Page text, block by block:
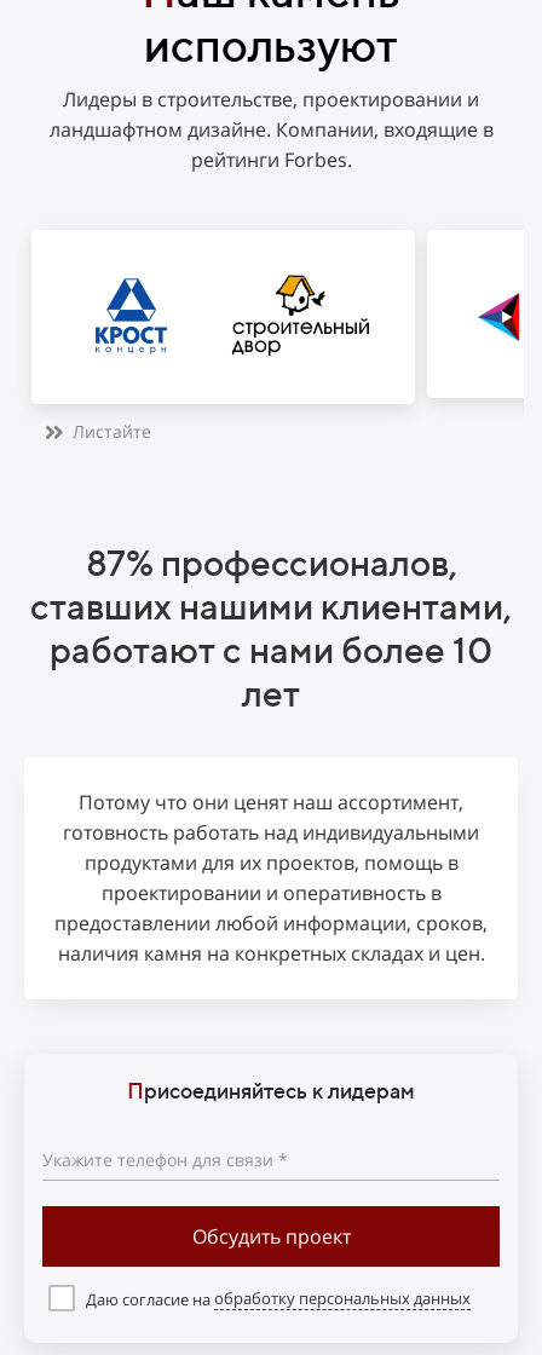
используют
Лидеры в строительстве, проектировании и
ландшафтном дизайне. Компании, входящие в
рейтинги Forbes.
Листайте
87% профессионалов,
ставших нашими клиентами,
работают с нами более 10
лет
Потому что они ценят наш ассортимент,
готовность работать над индивидуальными
продуктами для их проектов, помощь в
проектировании и оперативность в
предоставлении любой информации, сроков,
наличия камня на конкретных складах и цен.
Присоединяйтесь к лидерам
Укажите телефон для связи *
Обсудить проект
Даю согласие наобработку персональных данных